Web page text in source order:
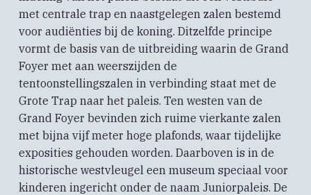
met centrale trap en naastgelegen zalen bestemd
voor audiënties bij de koning. Ditzelfde principe
vormt de basis van de uitbreiding waarin de Grand
Foyer met aan weerszijden de
tentoonstellingszalen in verbinding staat met de
Grote Trap naar het paleis. Ten westen van de
Grand Foyer bevinden zich ruime vierkante zalen
met bijna vijf meter hoge plafonds, waar tijdelijke
exposities gehouden worden. Daarboven is in de
historische westvleugel een museum speciaal voor
kinderen ingericht onder de naam Juniorpaleis. De